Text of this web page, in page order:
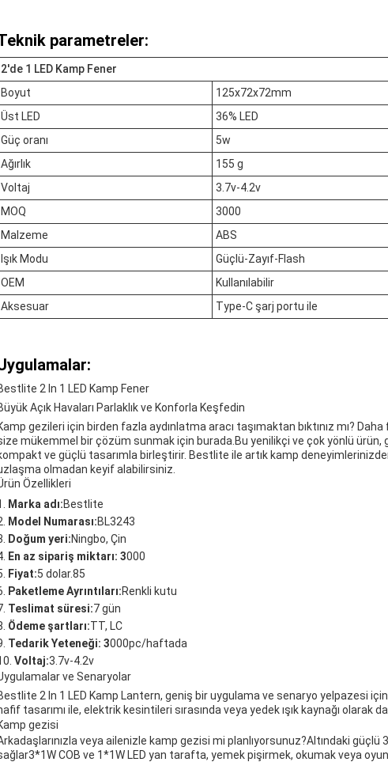
parametreler:
2'de 1 LED Kamp Fener
Boyut
125x72x72mm
Üst LED
36% LED
Güç oranı
5w
Ağırlık
155 g
Voltaj
3.7v-4.2v
MOQ
3000
Malzeme
ABS
Işık Modu
Güçlü-Zayıf-Flash
OEM
Kullanılabilir
Aksesuar
Type-C şarj portu ile
2 In 1 LED Kamp Fener
Açık Havaları Parlaklık ve Konforla Keşfedin
gezileri için birden fazla aydınlatma aracı taşımaktan bıktınız mı?
mükemmel bir çözüm sunmak için burada.Bu yenilikçi ve çok yönlü
ve güçlü tasarımla birleştirir. Bestlite ile artık kamp
olmadan keyif alabilirsiniz.
Özellikleri
Marka adı:Bestlite
Model Numarası:BL3243
Doğum yeri:Ningbo, Çin
En az sipariş miktarı: 3000
Fiyat:5 dolar.85
Paketleme Ayrıntıları:Renkli kutu
Teslimat süresi:7 gün
Ödeme şartları:TT, LC
Tedarik Yeteneği: 3000pc/haftada
Voltaj:3.7v-4.2v
ve Senaryolar
2 In 1 LED Kamp Lantern, geniş bir uygulama ve senaryo yelpazesi
tasarımı ile, elektrik kesintileri sırasında veya yedek ışık kaynağı olarak
gezisi
veya ailenizle kamp gezisi mi planlıyorsunuz?Altındaki güçlü
COB ve 1*1W LED yan tarafta, yemek pişirmek, okumak veya